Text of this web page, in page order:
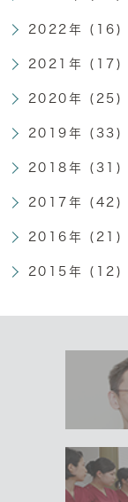
2022年 (16)
2021年 (17)
2020年 (25)
2019年 (33)
2018年 (31)
2017年 (42)
2016年 (21)
2015年 (12)